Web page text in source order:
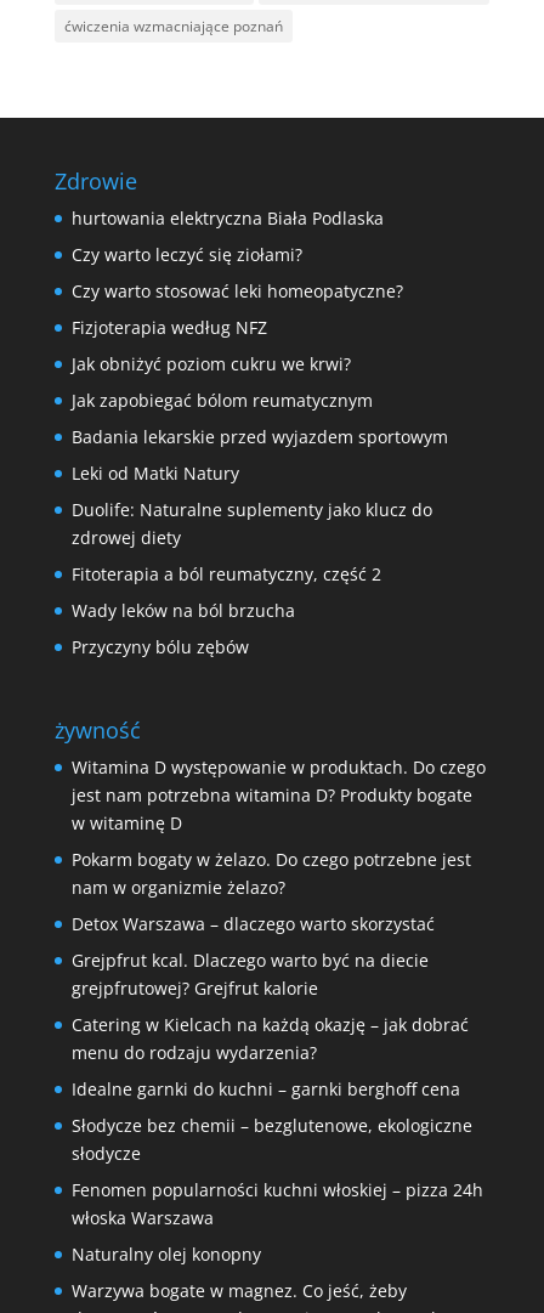
ćwiczenia wzmacniające poznań
Zdrowie
hurtowania elektryczna Biała Podlaska
Czy warto leczyć się ziołami?
Czy warto stosować leki homeopatyczne?
Fizjoterapia według NFZ
Jak obniżyć poziom cukru we krwi?
Jak zapobiegać bólom reumatycznym
Badania lekarskie przed wyjazdem sportowym
Leki od Matki Natury
Duolife: Naturalne suplementy jako klucz do
zdrowej diety
Fitoterapia a ból reumatyczny, część 2
Wady leków na ból brzucha
Przyczyny bólu zębów
żywność
Witamina D występowanie w produktach. Do czego
jest nam potrzebna witamina D? Produkty bogate
w witaminę D
Pokarm bogaty w żelazo. Do czego potrzebne jest
nam w organizmie żelazo?
Detox Warszawa – dlaczego warto skorzystać
Grejpfrut kcal. Dlaczego warto być na diecie
grejpfrutowej? Grejfrut kalorie
Catering w Kielcach na każdą okazję – jak dobrać
menu do rodzaju wydarzenia?
Idealne garnki do kuchni – garnki berghoff cena
Słodycze bez chemii – bezglutenowe, ekologiczne
słodycze
Fenomen popularności kuchni włoskiej – pizza 24h
włoska Warszawa
Naturalny olej konopny
Warzywa bogate w magnez. Co jeść, żeby